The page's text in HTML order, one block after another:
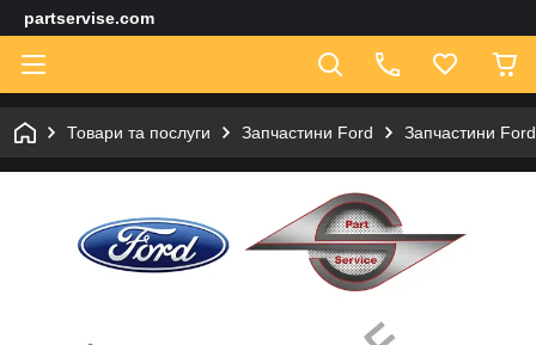
partservise.com
Товари та послуги Запчастини Ford Запчастини